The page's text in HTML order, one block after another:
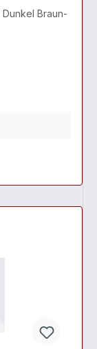
Braun-